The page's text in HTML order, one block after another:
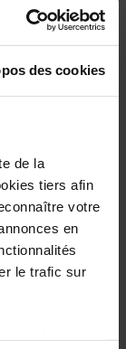
des cookies
de la
tiers afin
votre
en
le trafic sur
de